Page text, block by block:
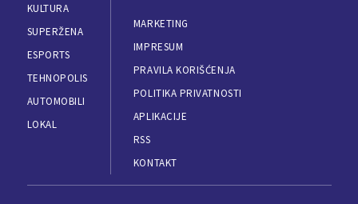
KULTURA
SUPERŽENA
ESPORTS
TEHNOPOLIS
AUTOMOBILI
LOKAL
MARKETING
IMPRESUM
PRAVILA KORIŠĆENJA
POLITIKA PRIVATNOSTI
APLIKACIJE
RSS
KONTAKT